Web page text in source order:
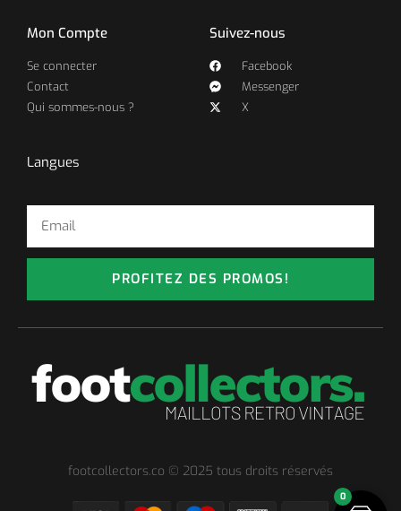
Mon Compte
Se connecter
Contact
Qui sommes-nous ?
Suivez-nous
Facebook
Messenger
X
Langues
PROFITEZ DES PROMOS!
footcollectors.co © 2025 tous droits réservés
0